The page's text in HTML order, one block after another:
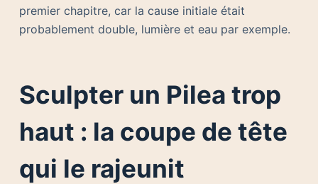
premier chapitre, car la cause initiale était
probablement double, lumière et eau par exemple.
Sculpter un Pilea trop
haut : la coupe de tête
qui le rajeunit